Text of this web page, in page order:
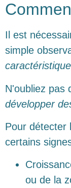
Il est
simple
N'oubliez pas
développer
Pour détecter
certains
ou de la